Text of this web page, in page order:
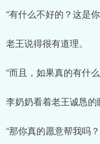
“有什么不好的？这是
老王说得很有道理。
“而且，如果真的有什
李奶奶看着老王诚恳的
“那你真的愿意帮我吗